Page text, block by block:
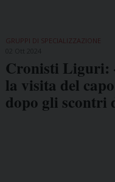
GRUPPI DI SPECIALIZZAZIONE
Cronisti Liguri:
la visita del
dopo gli scontri